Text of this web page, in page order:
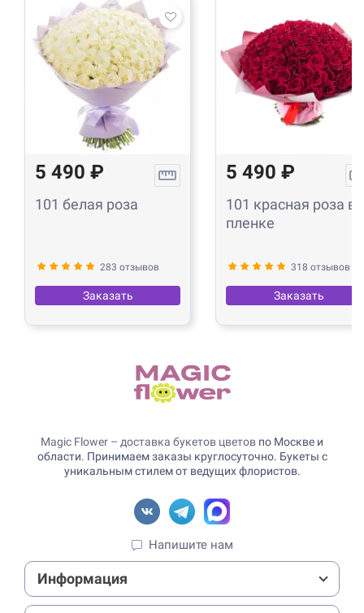
5 490 ₽
101 белая роза
283 отзывов
Заказать
5 490 ₽
101 красная роза в
пленке
318 отзывов
Заказать
Magic Flower – доставка букетов цветов по Москве и
области. Принимаем заказы круглосуточно. Букеты с
уникальным стилем от ведущих флористов.
Напишите нам
Информация